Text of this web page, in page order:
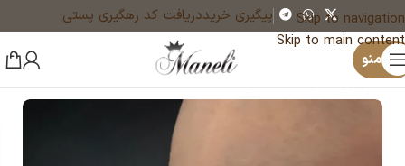
Skip to navigation
Skip to main content
پیگیری خریددریافت کد رهگیری پستی
منو
خانه زیورآلات و بدلیجات رنگ ثابت دستبند
×